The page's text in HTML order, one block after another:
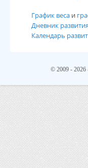
График веса и
Дневник
Календарь
© 2009 -